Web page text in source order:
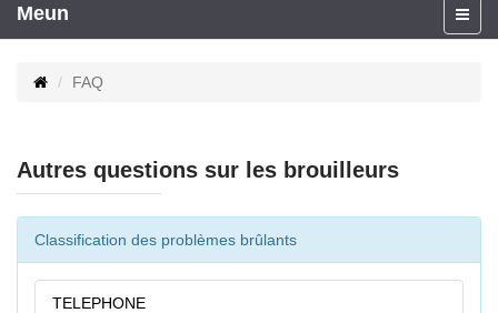
Meun
FAQ
Autres questions sur les brouilleurs
Classification des problèmes brûlants
TELEPHONE